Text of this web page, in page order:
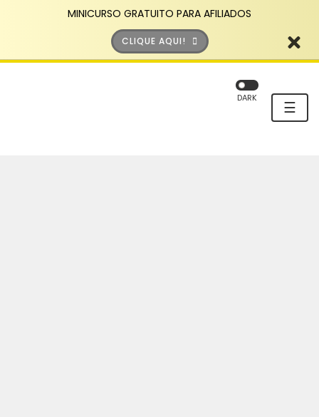
MINICURSO GRATUITO PARA AFILIADOS
CLIQUE AQUI!
☰
DARK